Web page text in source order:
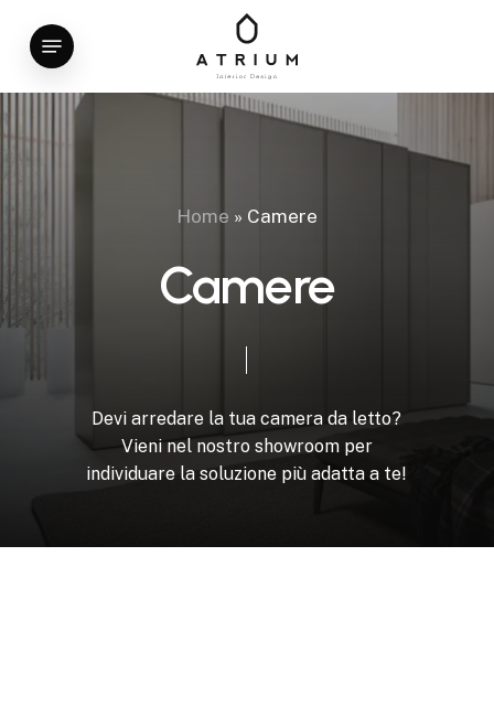
main
content
Menu
Home » Camere
Camere
Devi arredare la tua camera da letto?
Vieni nel nostro showroom per
individuare la soluzione più adatta a te!